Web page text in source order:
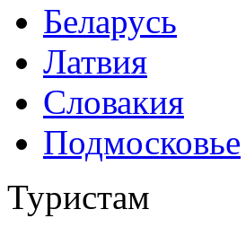
Беларусь
Латвия
Словакия
Подмосковье
Туристам